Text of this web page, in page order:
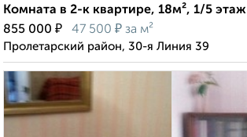
Комната в 2-к квартире, 18м², 1/5 этаж
855 000 ₽ 47 500 ₽ за м²
Пролетарский район, 30-я Линия 39